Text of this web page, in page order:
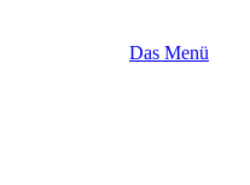
Das Menü